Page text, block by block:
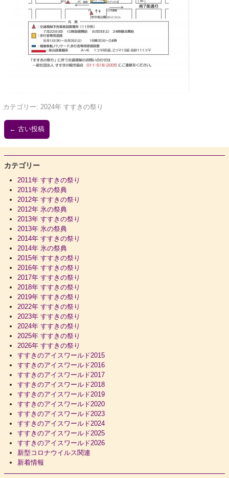
カテゴリー: 2024年 すすきの祭り
← 古い投稿
カテゴリー
2011年 すすきの祭り
2011年 氷の祭典
2012年 すすきの祭り
2012年 氷の祭典
2013年 すすきの祭り
2013年 氷の祭典
2014年 すすきの祭り
2014年 氷の祭典
2015年 すすきの祭り
2016年 すすきの祭り
2017年 すすきの祭り
2018年 すすきの祭り
2019年 すすきの祭り
2022年 すすきの祭り
2023年 すすきの祭り
2024年 すすきの祭り
2025年 すすきの祭り
2026年 すすきの祭り
すすきのアイスワールド2015
すすきのアイスワールド2016
すすきのアイスワールド2017
すすきのアイスワールド2018
すすきのアイスワールド2019
すすきのアイスワールド2020
すすきのアイスワールド2023
すすきのアイスワールド2024
すすきのアイスワールド2025
すすきのアイスワールド2026
新型コロナウイルス関連
新着情報